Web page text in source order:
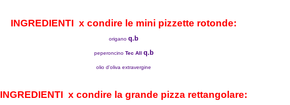
INGREDIENTI x condire le mini pizzette rotonde:
origano q.b
peperoncino Tec All q.b
olio d'oliva extravergine
INGREDIENTI x condire la grande pizza rettangolare: